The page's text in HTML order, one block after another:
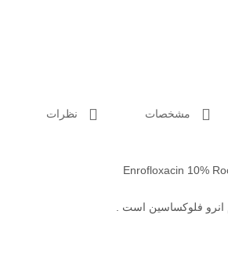
مشخصات نظرات